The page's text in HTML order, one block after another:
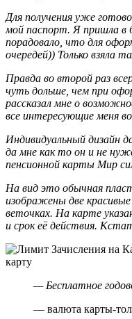
Для получения уже
мой паспорт. Я пришла в
порадовало, что для
очередей)) Только взяла
Правда во второй раз
чуть дольше, чем при
рассказал мне о
все интересующие меня
Индивидуальный дизайн
да мне как то он и не
пенсионной карты Мир
На вид это обычная
изображены две
веточках. На карте
и срок её действия.
— Бесплатное
— валюта карты-